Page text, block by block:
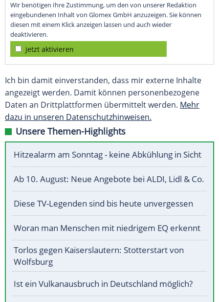
Wir benötigen Ihre Zustimmung, um den von unserer Redaktion
eingebundenen Inhalt von Glomex GmbH anzuzeigen. Sie können
diesen mit einem Klick anzeigen lassen und auch wieder
deaktivieren.
jetzt aktivieren
Ich bin damit einverstanden, dass mir externe Inhalte
angezeigt werden. Damit können personenbezogene
Daten an Drittplattformen übermittelt werden. Mehr
dazu in unseren Datenschutzhinweisen.
Unsere Themen-Highlights
Hitzealarm am Sonntag - keine Abkühlung in Sicht
Ab 10. August: Neue Angebote bei ALDI, Lidl & Co.
Diese TV-Legenden sind bis heute unvergessen
Woran man Menschen mit niedrigem EQ erkennt
Torlos gegen Kaiserslautern: Stotterstart von
Wolfsburg
Ist ein Vulkanausbruch in Deutschland möglich?